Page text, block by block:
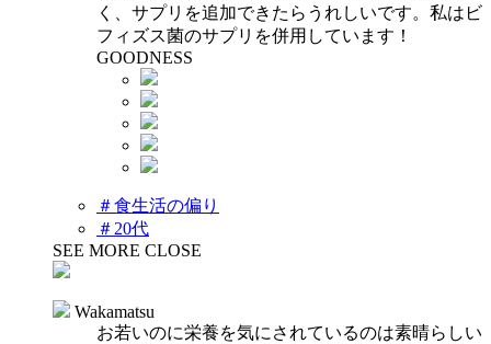
く、サプリを追加できたらうれしいです。私はビ
フィズス菌のサプリを併用しています！
GOODNESS
＃食生活の偏り
＃20代
SEE MORE CLOSE
Wakamatsu
お若いのに栄養を気にされているのは素晴らしい